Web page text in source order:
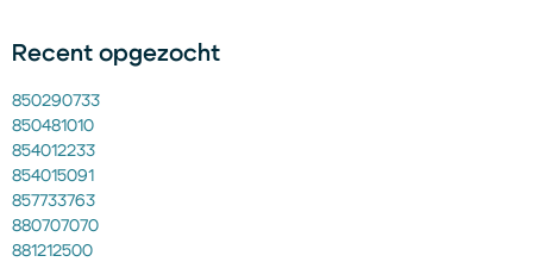
Recent opgezocht
850290733
850481010
854012233
854015091
857733763
880707070
881212500